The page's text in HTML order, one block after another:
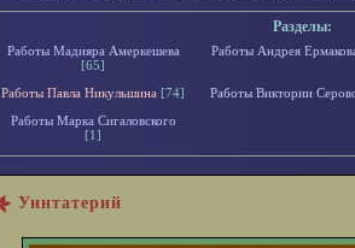
Разделы:
Работы Мадияра Амеркешева
[65]
Работы Андрея
Работы Павла Никульшина [74]
Работы Виктории
Работы Марка Сигаловского
[1]
Уинтатерий